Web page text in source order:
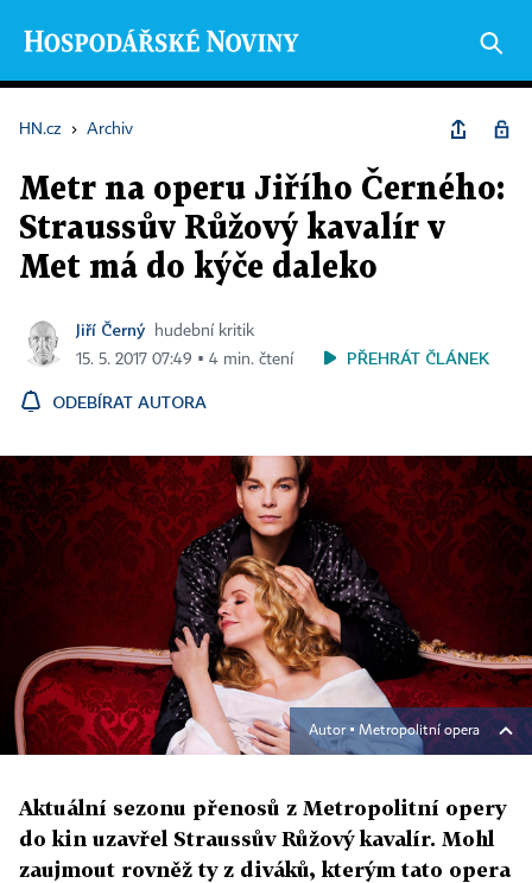
HN.cz › Archiv
Metr na operu Jiřího Černého:
Straussův Růžový kavalír v
Met má do kýče daleko
Jiří Černý
hudební kritik
15. 5. 2017 07:49 ▪ 4 min. čtení
PŘEHRÁT ČLÁNEK
ODEBÍRAT AUTORA
Autor ▪ Metropolitní opera
Aktuální sezonu přenosů z Metropolitní opery
do kin uzavřel Straussův Růžový kavalír. Mohl
zaujmout rovněž ty z diváků, kterým tato opera